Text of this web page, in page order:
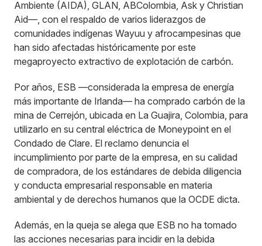
Ambiente (AIDA), GLAN, ABColombia, Ask y Christian
Aid—, con el respaldo de varios liderazgos de
comunidades indígenas Wayuu y afrocampesinas que
han sido afectadas históricamente por este
megaproyecto extractivo de explotación de carbón.
Por años, ESB —considerada la empresa de energía
más importante de Irlanda— ha comprado carbón de la
mina de Cerrejón, ubicada en La Guajira, Colombia, para
utilizarlo en su central eléctrica de Moneypoint en el
Condado de Clare. El reclamo denuncia el
incumplimiento por parte de la empresa, en su calidad
de compradora, de los estándares de debida diligencia
y conducta empresarial responsable en materia
ambiental y de derechos humanos que la OCDE dicta.
Además, en la queja se alega que ESB no ha tomado
las acciones necesarias para incidir en la debida